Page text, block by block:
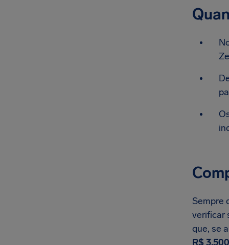
Sempre
verificar
que, se
R$